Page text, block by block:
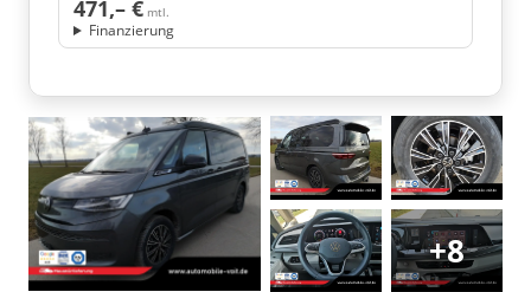
471,– € mtl.
Finanzierung
+8